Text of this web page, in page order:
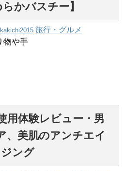
かバスチー】
旅行・グルメ
や手
用体験レビュー・男
、美肌のアンチエイ
ジング